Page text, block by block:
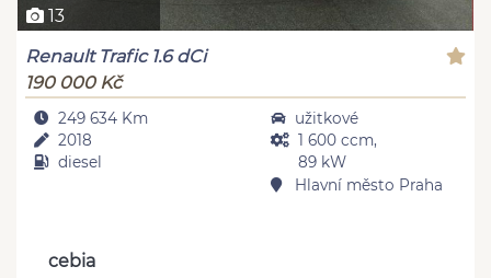
13
Renault Trafic 1.6 dCi
190 000 Kč
249 634 Km
2018
diesel
užitkové
1 600 ccm,
89 kW
Hlavní město Praha
cebia